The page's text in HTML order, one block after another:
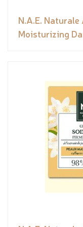
N.A.E.
Moisturizing